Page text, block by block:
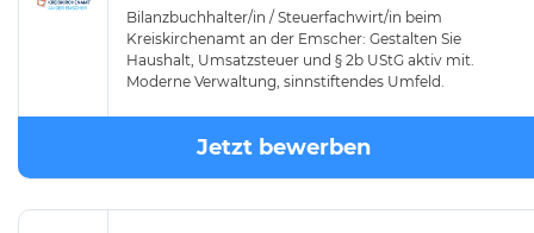
Bilanzbuchhalter/in / Steuerfachwirt/in beim
Kreiskirchenamt an der Emscher: Gestalten Sie
Haushalt, Umsatzsteuer und § 2b UStG aktiv mit.
Moderne Verwaltung, sinnstiftendes Umfeld.
Jetzt bewerben